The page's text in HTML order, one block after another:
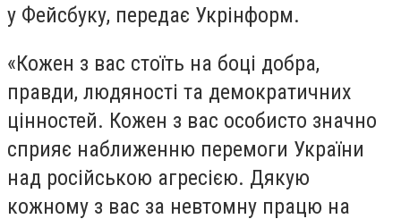
у Фейсбуку, передає Укрінформ.
«Кожен з вас стоїть на боці добра,
правди, людяності та демократичних
цінностей. Кожен з вас особисто значно
сприяє наближенню перемоги України
над російською агресією. Дякую
кожному з вас за невтомну працю на